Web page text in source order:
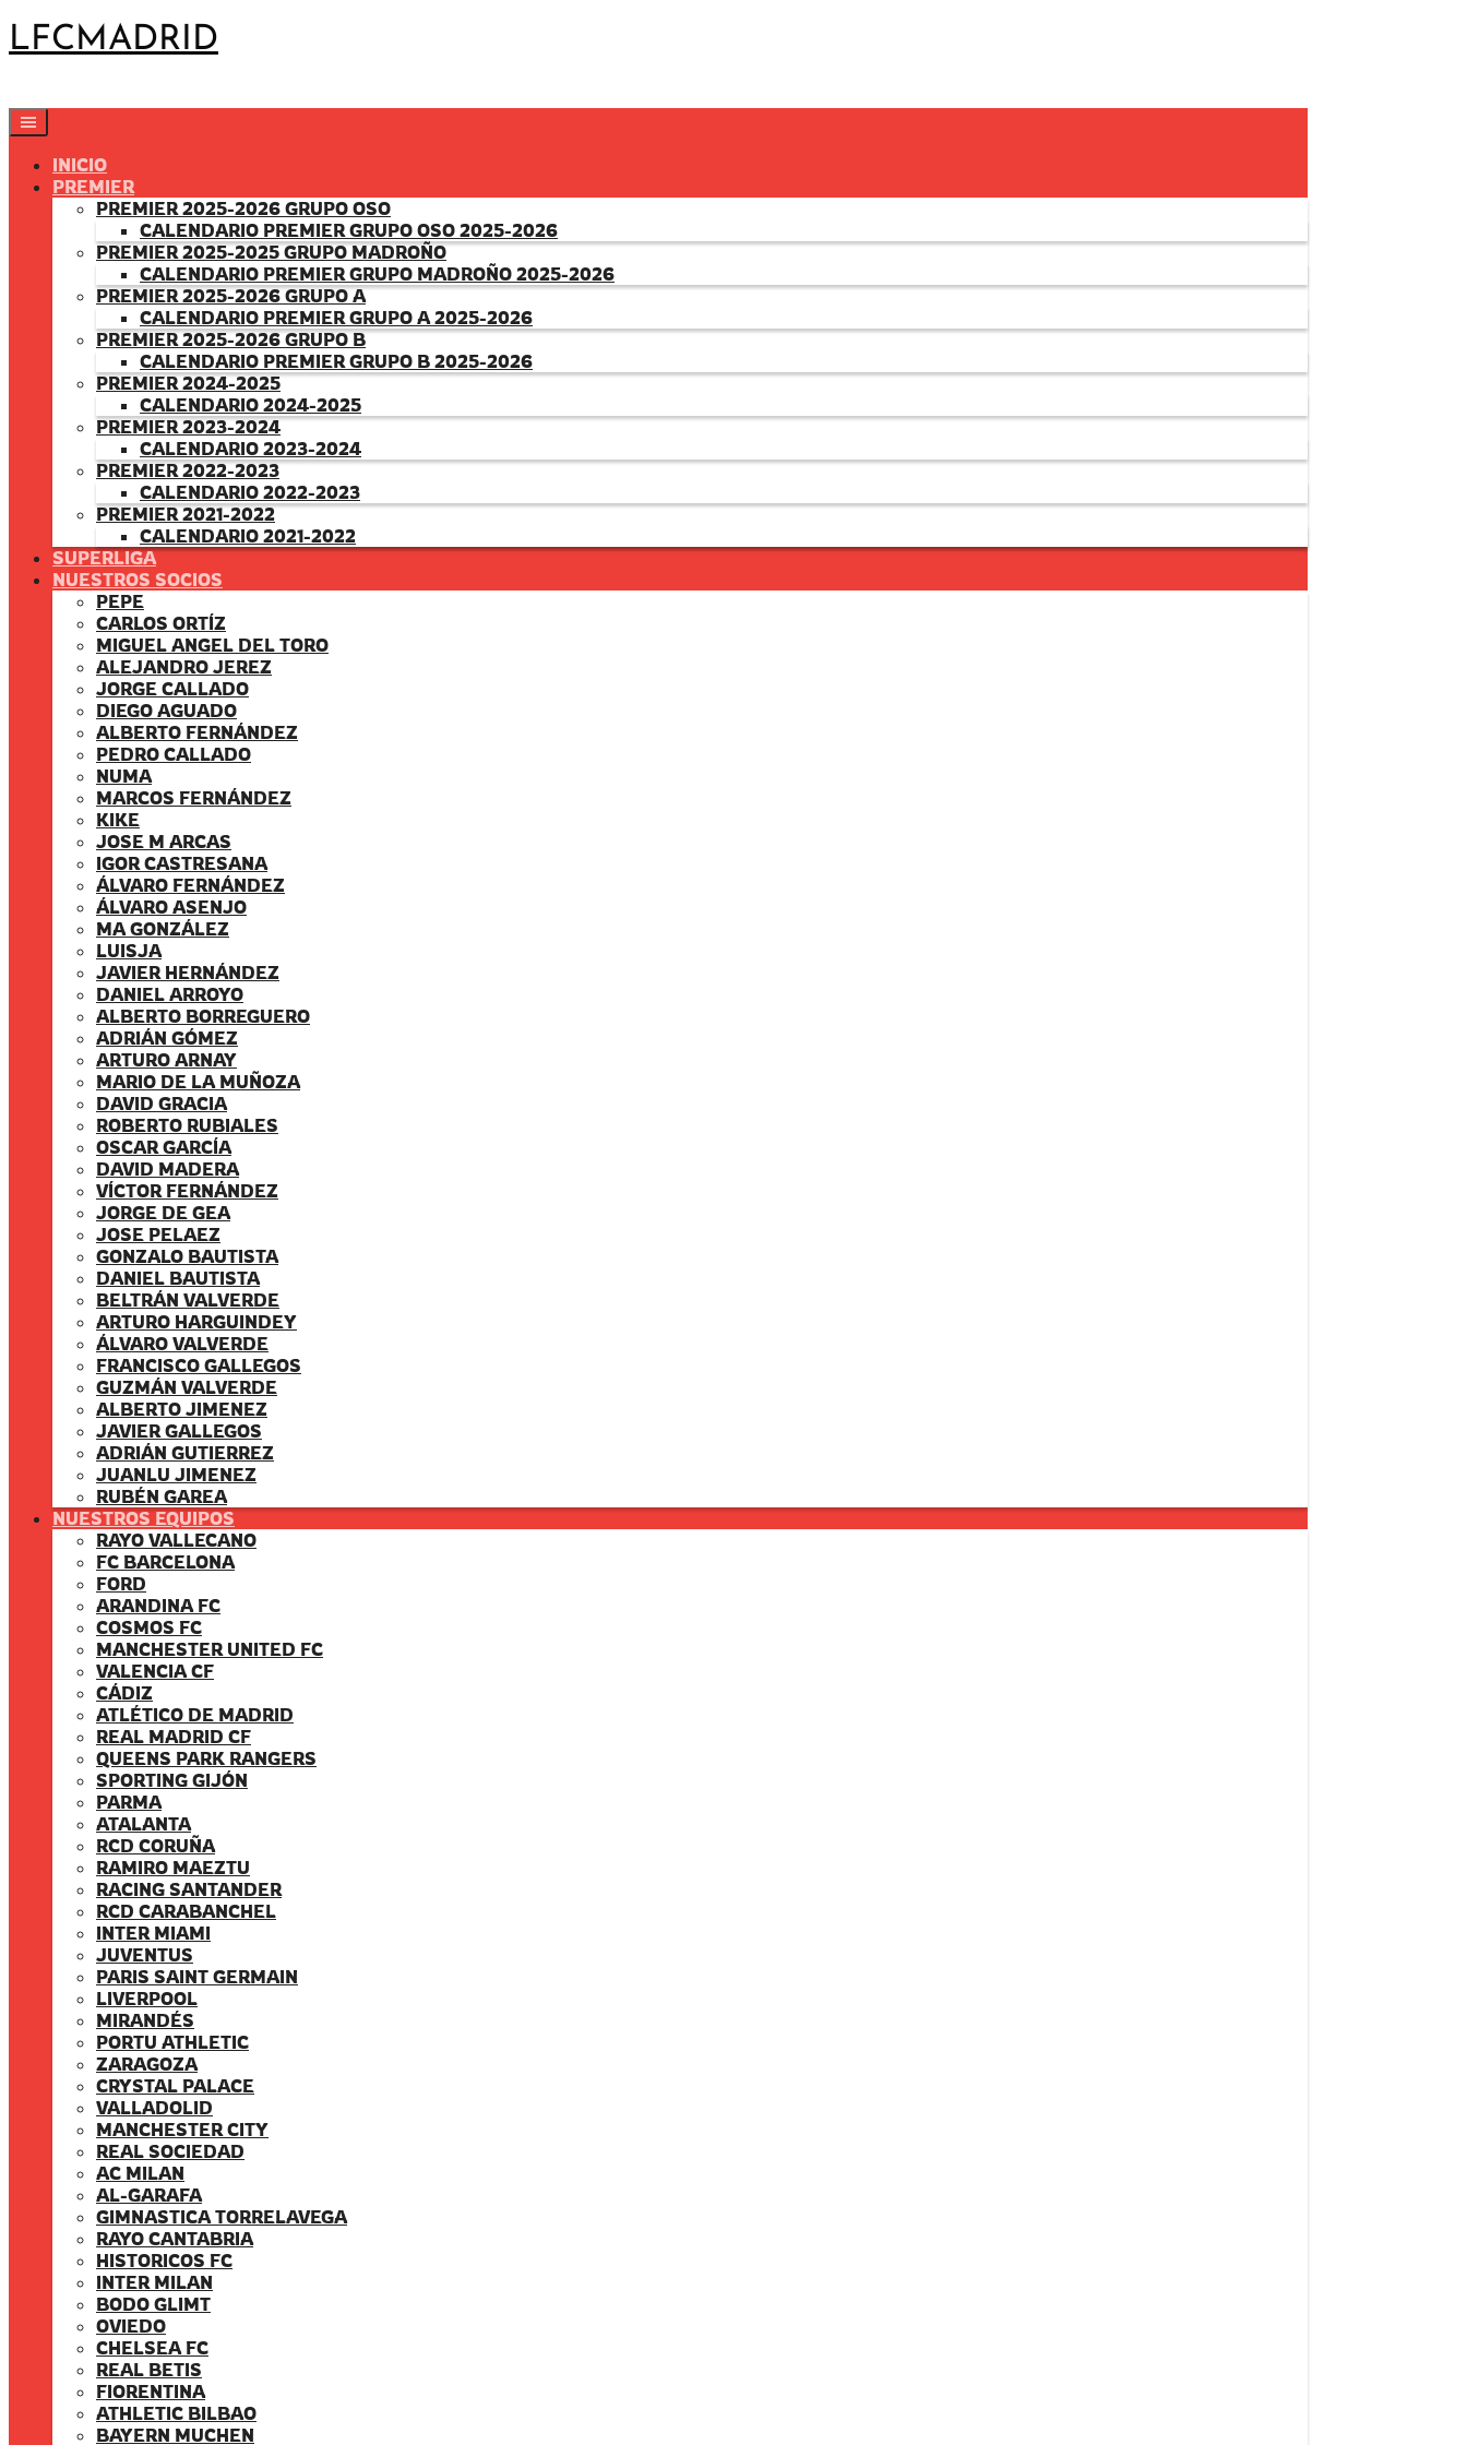
Saltar
al
LFCMADRID
INICIO
PREMIER
PREMIER 2025-2026 GRUPO OSO
CALENDARIO PREMIER GRUPO OSO 2025-2026
PREMIER 2025-2025 GRUPO MADROÑO
CALENDARIO PREMIER GRUPO MADROÑO 2025-2026
PREMIER 2025-2026 GRUPO A
CALENDARIO PREMIER GRUPO A 2025-2026
PREMIER 2025-2026 GRUPO B
CALENDARIO PREMIER GRUPO B 2025-2026
PREMIER 2024-2025
CALENDARIO 2024-2025
PREMIER 2023-2024
CALENDARIO 2023-2024
PREMIER 2022-2023
CALENDARIO 2022-2023
PREMIER 2021-2022
CALENDARIO 2021-2022
SUPERLIGA
NUESTROS SOCIOS
PEPE
CARLOS ORTÍZ
MIGUEL ANGEL DEL TORO
ALEJANDRO JEREZ
JORGE CALLADO
DIEGO AGUADO
ALBERTO FERNÁNDEZ
PEDRO CALLADO
NUMA
MARCOS FERNÁNDEZ
KIKE
JOSE M ARCAS
IGOR CASTRESANA
ÁLVARO FERNÁNDEZ
ÁLVARO ASENJO
MA GONZÁLEZ
LUISJA
JAVIER HERNÁNDEZ
DANIEL ARROYO
ALBERTO BORREGUERO
ADRIÁN GÓMEZ
ARTURO ARNAY
MARIO DE LA MUÑOZA
DAVID GRACIA
ROBERTO RUBIALES
OSCAR GARCÍA
DAVID MADERA
VÍCTOR FERNÁNDEZ
JORGE DE GEA
JOSE PELAEZ
GONZALO BAUTISTA
DANIEL BAUTISTA
BELTRÁN VALVERDE
ARTURO HARGUINDEY
ÁLVARO VALVERDE
FRANCISCO GALLEGOS
GUZMÁN VALVERDE
ALBERTO JIMENEZ
JAVIER GALLEGOS
ADRIÁN GUTIERREZ
JUANLU JIMENEZ
RUBÉN GAREA
NUESTROS EQUIPOS
RAYO VALLECANO
FC BARCELONA
FORD
ARANDINA FC
COSMOS FC
MANCHESTER UNITED FC
VALENCIA CF
CÁDIZ
ATLÉTICO DE MADRID
REAL MADRID CF
QUEENS PARK RANGERS
SPORTING GIJÓN
PARMA
ATALANTA
RCD CORUÑA
RAMIRO MAEZTU
RACING SANTANDER
RCD CARABANCHEL
INTER MIAMI
JUVENTUS
PARIS SAINT GERMAIN
LIVERPOOL
MIRANDÉS
PORTU ATHLETIC
ZARAGOZA
CRYSTAL PALACE
VALLADOLID
MANCHESTER CITY
REAL SOCIEDAD
AC MILAN
AL-GARAFA
GIMNASTICA TORRELAVEGA
RAYO CANTABRIA
HISTORICOS FC
INTER MILAN
BODO GLIMT
OVIEDO
CHELSEA FC
REAL BETIS
FIORENTINA
ATHLETIC BILBAO
BAYERN MUCHEN